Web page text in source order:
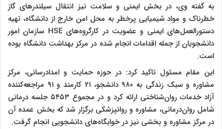
به گفته وی، در بخش ایمنی و سلامت نیز انتقال سیلندرهای گاز
خطرناک و مواد شیمیایی پرخطر به محل امن خارج از دانشگاه، تهیه
دستورالعمل‌های ایمنی و عضویت در کارگروه‌های HSE سازمان امور
دانشجویان از جمله اقدامات انجام شده در مرکز بهداشت دانشگاه بوده
است.
این مقام مسئول تاکید کرد: در حوزه حمایت و امدادرسانی، مرکز
مشاوره و سبک زندگی به ۹۸۰ دانشجو، ۲۱ کارمند و ۹۱ مراجعه‌کننده
آزاد خدمات روان‌شناختی ارائه کرد و در مجموع ۵۴۵۳ جلسه درمانی
شامل روان‌درمانی، مشاوره و روانپزشکی برگزار شد که بخش عمده آن
در مرکز مشاوره و بخشی نیز در خوابگاه‌های دانشجویی انجام گرفت.